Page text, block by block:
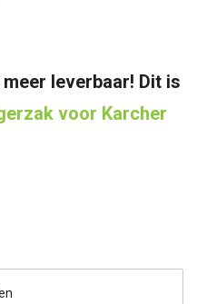
leverbaar! Dit is
voor Karcher